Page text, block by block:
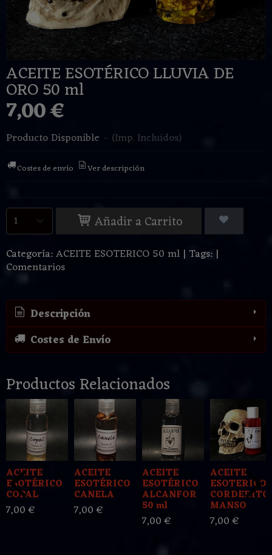
ACEITE ESOTÉRICO LLUVIA DE
ORO 50 ml
7,00 €
Producto Disponible - (Imp. Incluidos)
Costes de envío Ver descripción
Añadir a Carrito
Categoría:ACEITE ESOTERICO 50 ml | Tags: |
Comentarios
Descripción
Costes de Envío
Productos Relacionados
ACEITE
ESOTÉRICO
COPAL
7,00 €
ACEITE
ESOTÉRICO
CANELA
7,00 €
ACEITE
ESOTÉRICO
ALCANFOR
50 ml
7,00 €
ACEITE
ESOTERICO
CORDERITO
MANSO
7,00 €